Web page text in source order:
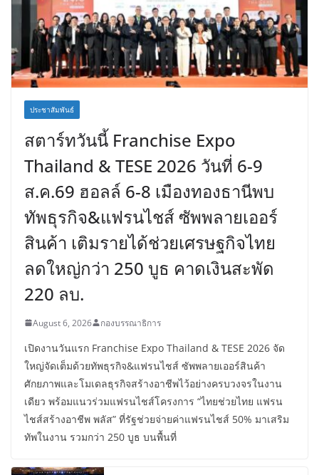
ประชาสัมพันธ์
สตาร์ทวันนี้ Franchise Expo
Thailand & TESE 2026 วันที่ 6-9
ส.ค.69 ฮอลล์ 6-8 เมืองทองธานีพบ
ทัพธุรกิจ&แฟรนไชส์ ซัพพลายเออร์
สินค้า เติมรายได้ช่วยเศรษฐกิจไทย
ลดใหญ่กว่า 250 บูธ คาดเงินสะพัด
220 ลบ.
August 6, 2026 กองบรรณาธิการ
เปิดงานวันแรก Franchise Expo Thailand & TESE 2026 จัด
ใหญ่จัดเต็มด้วยทัพธุรกิจ&แฟรนไชส์ ซัพพลายเออร์สินค้า
ศักยภาพและโมเดลธุรกิจสร้างอาชีพไว้อย่างครบวงจรในงาน
เดียว พร้อมแนวร่วมแฟรนไชส์โครงการ “ไทยช่วยไทย แฟรน
ไชส์สร้างอาชีพ พลัส” ที่รัฐช่วยจ่ายค่าแฟรนไชส์ 50% มาเสริม
ทัพในงาน รวมกว่า 250 บูธ บนพื้นที่